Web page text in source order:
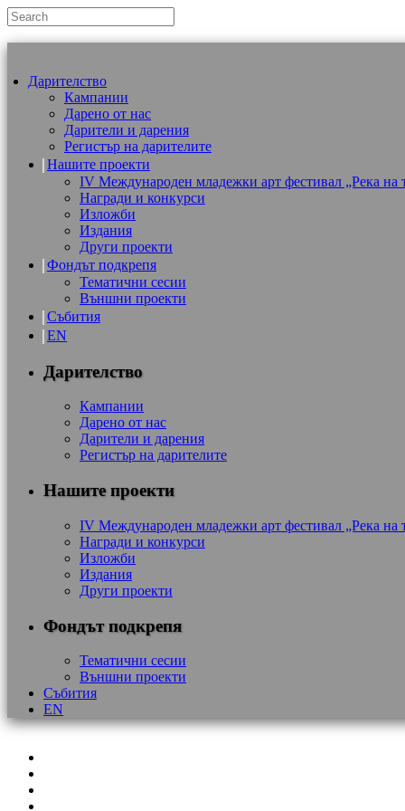
Дарителство
Кампании
Дарено от нас
Дарители и дарения
Регистър на дарителите
Нашите проекти
IV Международен младежки арт фестивал „Река на
Награди и конкурси
Изложби
Издания
Други проекти
Фондът подкрепя
Тематични сесии
Външни проекти
Събития
EN
Дарителство
Кампании
Дарено от нас
Дарители и дарения
Регистър на дарителите
Нашите проекти
IV Международен младежки арт фестивал „Река на
Награди и конкурси
Изложби
Издания
Други проекти
Фондът подкрепя
Тематични сесии
Външни проекти
Събития
EN